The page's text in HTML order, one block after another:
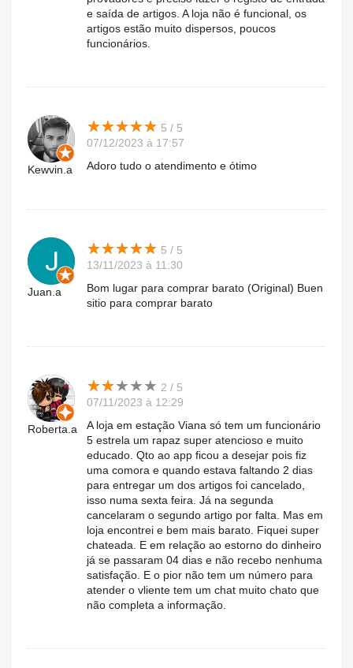
e saída de artigos. A loja não é funcional, os
artigos estão muito dispersos, poucos
funcionários.
Kewvin.a
★★★★★
★★★★★ 5 / 5
07/12/2023 à 17:57
Adoro tudo o atendimento e ótimo
Juan.a
★★★★★
★★★★★ 5 / 5
13/11/2023 à 11:30
Bom lugar para comprar barato (Original) Buen
sitio para comprar barato
Roberta.a
★★★★★
★★★★★ 2 / 5
07/11/2023 à 12:29
A loja em estação Viana só tem um funcionário
5 estrela um rapaz super atencioso e muito
educado. Qto ao app ficou a desejar pois fiz
uma comora e quando estava faltando 2 dias
para entregar um dos artigos foi cancelado,
isso numa sexta feira. Já na segunda
cancelaram o segundo artigo por falta. Mas em
loja encontrei e bem mais barato. Fiquei super
chateada. E em relação ao estorno do dinheiro
já se passaram 04 dias e não recebo nenhuma
satisfação. E o pior não tem um número para
atender o vliente tem um chat muito chato que
não completa a informação.